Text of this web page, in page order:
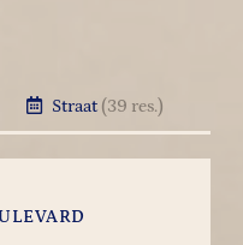
Straat (39 res.)